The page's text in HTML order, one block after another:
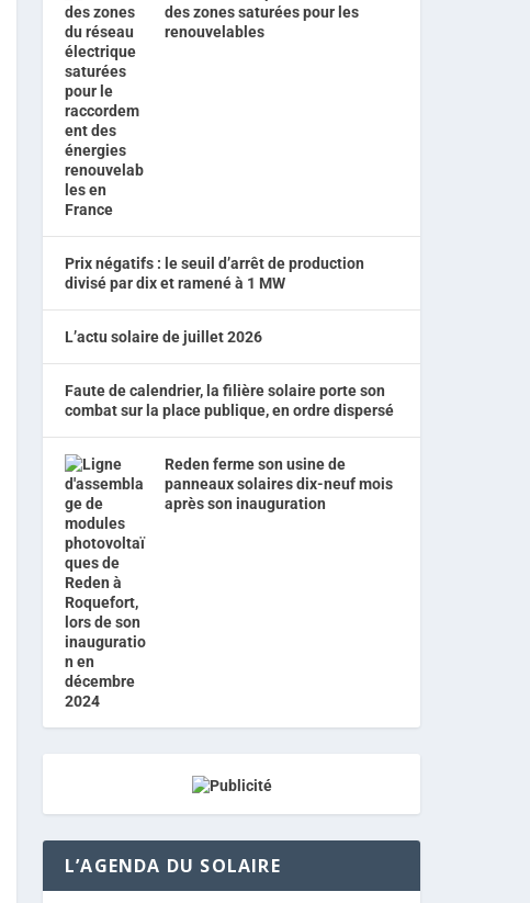
des zones saturées pour les
renouvelables
Prix négatifs : le seuil d’arrêt de production
divisé par dix et ramené à 1 MW
L’actu solaire de juillet 2026
Faute de calendrier, la filière solaire porte son
combat sur la place publique, en ordre dispersé
Reden ferme son usine de
panneaux solaires dix-neuf mois
après son inauguration
L’AGENDA DU SOLAIRE